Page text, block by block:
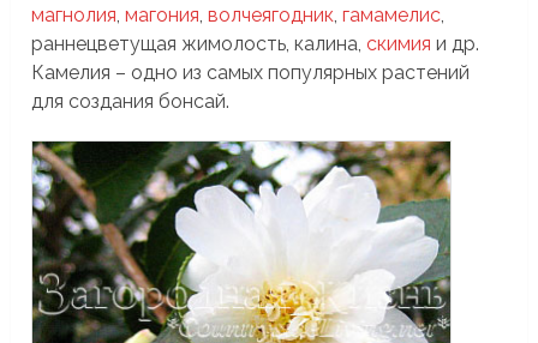
магнолия ,магония ,волчеягодник ,гамамелис
раннецветущая жимолость, калина,скимия и др.
Камелия – одно из самых популярных растений
для создания бонсай.